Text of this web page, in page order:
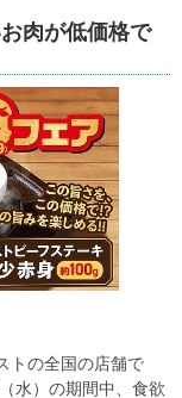
肉が低価格で
トの全国の店舗で
水）の期間中、食欲